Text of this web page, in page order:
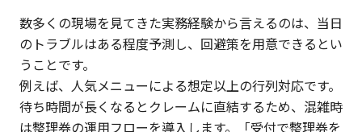
数多くの現場を見てきた実務経験から言えるのは、当日
のトラブルはある程度予測し、回避策を用意できるとい
うことです。
例えば、人気メニューによる想定以上の行列対応です。
待ち時間が長くなるとクレームに直結するため、混雑時
は整理券の運用フローを導入します。「受付で整理券を